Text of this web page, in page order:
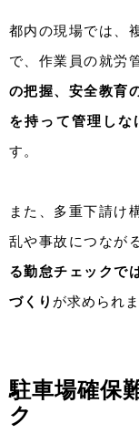
都内の現場では、
で、作業員の就労
の把握、安全教育
を持って管理しな
す。
また、多重下請け
乱や事故につなが
る勤怠チェックで
づくり が求められま
駐車場確保
ク